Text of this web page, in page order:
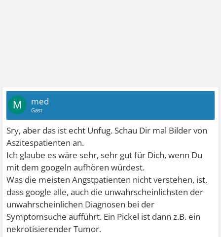
M med
Gast
Sry, aber das ist echt Unfug. Schau Dir mal Bilder von
Aszitespatienten an.
Ich glaube es wäre sehr, sehr gut für Dich, wenn Du
mit dem googeln aufhören würdest.
Was die meisten Angstpatienten nicht verstehen, ist,
dass google alle, auch die unwahrscheinlichsten der
unwahrscheinlichen Diagnosen bei der
Symptomsuche aufführt. Ein Pickel ist dann z.B. ein
nekrotisierender Tumor.